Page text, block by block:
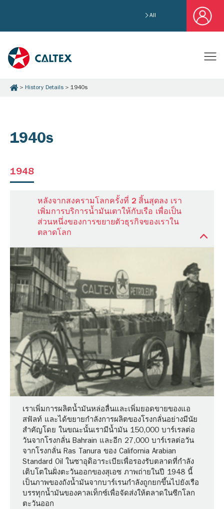
All
History Details 1940s
1940s
1948
หลังจากสงครามโลกครั้งที่ 2 สิ้นสุดลง เรา
เพิ่มการบริการน้ำมันเตาให้กับเรือ เพื่อเป็น
ส่วนหนึ่งของการขยายตัวธุรกิจของเราใน
ตลาดโลก
เราเพิ่มการผลิตน้ำมันหล่อลื่นและเพิ่มยอดขายของแอ
สฟัลท์ และได้ขยายกำลังการผลิตของโรงกลั่นอย่างมีนัย
สำคัญโดย ในขณะนั้นเรามีน้ำมัน 150,000 บาร์เรลต่อ
วันจากโรงกลั่น Bahrain และอีก 27,000 บาร์เรลต่อวัน
จากโรงกลั่น Ras Tanura ของ California Arabian
Standard Oil ในซาอุดิอาระเบียเพื่อรองรับตลาดที่กำลัง
เติบโตในฝั่งตะวันออกของสุเอซ ภาพถ่ายในปี 1948 นี้
เป็นภาพของถังน้ำมันจากบาร์เรนกำลังถูกยกขึ้นไปยังเรือ
บรรทุกน้ำมันของคาลเท็กซ์เพื่อจัดส่งให้ตลาดในซีกโลก
ตะวันออก